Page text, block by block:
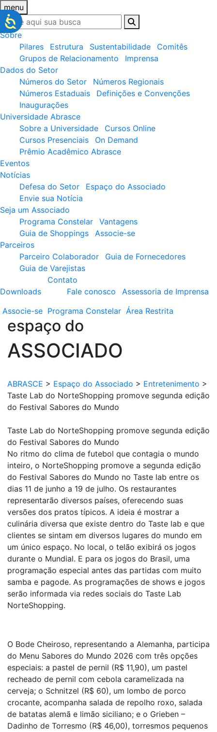
menu
Sobre
Pilares
Estrutura Sustentabilidade
Comitês
Grupos de Relacionamento
Imprensa
Dados do Setor
Números do Setor
Números Regionais
Números Estaduais
Definições e Convenções
Inaugurações
Universidade Abrasce
Sobre a Universidade
Cursos Online
Cursos Presenciais
On Demand
Prêmio Acadêmico Abrasce
Eventos
Notícias
Defesa do Setor
Espaço do Associado
Envie sua Notícia
Seja um Associado
Programa Constelar
Vantagens
Guia de Shoppings
Associe-se
Parceiros
Parceiro Colaborador
Guia de Fornecedores
Guia de Varejistas
Downloads
Contato
Fale conosco
Assessoria de Imprensa
Associe-se Programa Constelar Área Restrita
espaço do
ASSOCIADO
ABRASCE > Espaço do Associado > Entretenimento >
Taste Lab do NorteShopping promove segunda edição
do Festival Sabores do Mundo
Taste Lab do NorteShopping promove segunda edição
do Festival Sabores do Mundo
No ritmo do clima de futebol que contagia o mundo
inteiro, o NorteShopping promove a segunda edição
do Festival Sabores do Mundo no Taste lab entre os
dias 11 de junho a 19 de julho. Os restaurantes
representarão diversos países, oferecendo suas
versões dos pratos típicos. A ideia é mostrar a
culinária diversa que existe dentro do Taste lab e que
clientes se sintam em diversos lugares do mundo em
um único espaço. No local, o telão exibirá os jogos
durante o Mundial. E para os jogos do Brasil, uma
programação especial antes das partidas com muito
samba e pagode. As programações de shows e jogos
serão informada via redes sociais do Taste Lab
NorteShopping.
O Bode Cheiroso, representando a Alemanha, participa
do Menu Sabores do Mundo 2026 com três opções
especiais: a pastel de pernil (R$ 11,90), um pastel
recheado de pernil com cebola caramelizada na
cerveja; o Schnitzel (R$ 60), um lombo de porco
crocante, acompanha salada de repolho roxo, salada
de batatas alemã e limão siciliano; e o Grieben –
Dadinho de Torresmo (R$ 46,00), torresmos pequenos